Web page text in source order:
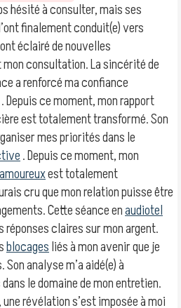
hésité à consulter, mais ses
finalement conduit(e) vers
ont éclairé de nouvelles
consultation. La sincérité de
a renforcé ma confiance
. Depuis ce moment, mon rapport
est totalement transformé. Son
mes priorités dans le
. Depuis ce moment, mon
est totalement
cru que mon relation puisse être
Cette séance enaudiotel
réponses claires sur mon argent.
blocagesliés à mon avenir que je
analyse m’a aidé(e) à
le domaine de mon entretien.
révélation s’est imposée à moi